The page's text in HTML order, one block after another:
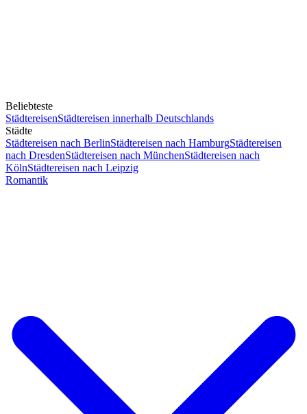
Beliebteste
StädtereisenStädtereisen innerhalb Deutschlands
Städte
Städtereisen nach BerlinStädtereisen nach HamburgStädtereisen
nach DresdenStädtereisen nach MünchenStädtereisen nach
KölnStädtereisen nach Leipzig
Romantik